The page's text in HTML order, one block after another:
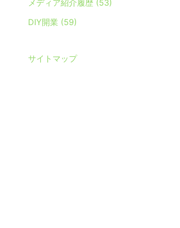
メディア紹介履歴 (53)
DIY開業 (59)
サイトマップ